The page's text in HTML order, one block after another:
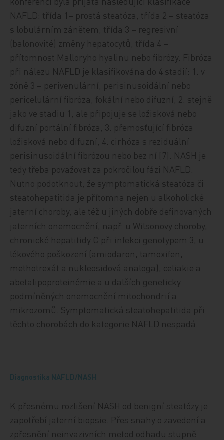
NAFLD: třída 1– prostá steatóza, třída 2 – steatóza
s lobulárním zánětem, třída 3 – regresivní
(balonovité) změny hepatocytů, třída 4 –
přítomnost Malloryho hyalinu nebo fibrózy. Fibróza
při nálezu NAFLD je klasifikována do 4 stadií: 1. v
zóně 3 – perivenulární, perisinusoidální nebo
pericelulární fibróza, fokální nebo difuzní, 2. stejně
jako ve stadiu 1, ale připojuje se ložisková nebo
difuzní portální fibróza, 3. přemosťující fibróza
ložisková nebo difuzní, 4. cirhóza s reziduální
perisinusoidální fibrózou nebo bez ní [7]. NASH je
tedy třeba považovat za pokročilou fázi NAFLD.
Nutno podotknout, že symptomatická steatóza či
steatohepatitida je přítomna nejen u alkoholické
jaterní choroby, ale též u jiných dobře definovaných
jaterních onemocnění, např. u Wilsonovy choroby,
chronické hepatitidy C při infekci genotypem 3, u
lékového poškození (amiodaron, tamoxifen,
methotrexát a nukleosidová analoga), celiakie a
abetalipoproteinémie a u dalších geneticky
podmíněných onemocnění mitochondrií a
mikrozomů. Symptomatická steatohepatitida při
těchto chorobách do kategorie NAFLD nespadá.
Diagnostika NAFLD/NASH
K přesnému rozlišení NASH od benigní steatózy je
zapotřebí jaterní biopsie. Přes snahy o zavedení a
zpřesnění neinvazivních metod odhadu stupně